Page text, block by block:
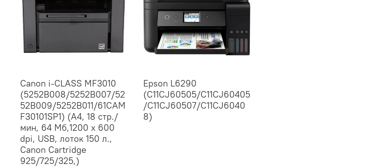
Canon i-CLASS MF3010
(5252B008/5252B007/52
52B009/5252B011/61CAM
F30101SP1) (А4, 18 стр./
мин, 64 Мб,1200 x 600
dpi, USB, лоток 150 л.,
Canon Cartridge
925/725/325,)
Epson L6290
(C11CJ60505/C11CJ60405
/C11CJ60507/C11CJ6040
8)